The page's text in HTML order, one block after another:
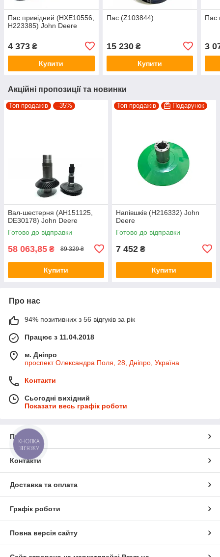
Пас привідний (HXE10556,
H223385) John Deere
4 373 ₴
Купити
Пас (Z103844)
15 230₴
Купити
Пас
3
Акційні пропозиції та новинки
Топ продажів –35%
Вал-шестерня (AH151125,
DE30178) John Deere
Готово до відправки
58 063,85 ₴ 89 329 ₴
Купити
Топ продажів Подарунок
Напівшків (H216332) John
Deere
Готово до відправки
7 452 ₴
Купити
Про нас
94% позитивних з 56 відгуків за рік
Працює з 11.04.2018
м. Дніпро
проспект Олександра Поля, 28, Дніпро, Україна
Контакти
Сьогодні вихідний
Показати весь графік роботи
Про нас
Контакти
Доставка та оплата
Графік роботи
Повна версія сайту
КНОПКА
ЗВ'ЯЗКУ